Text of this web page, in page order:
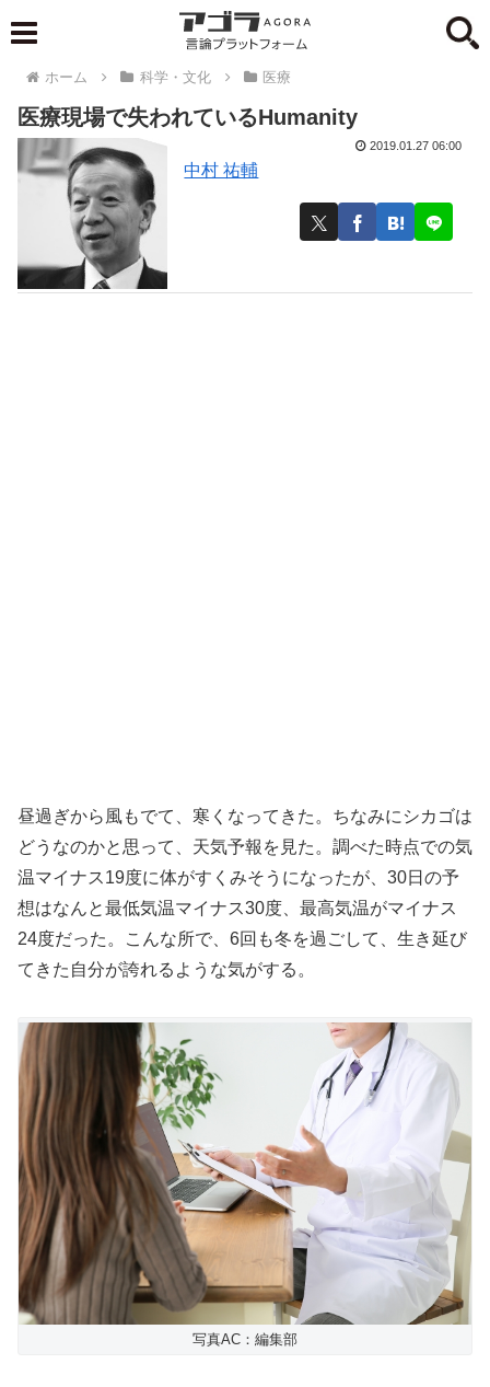
ホーム 科学・文化 医療
医療現場で失われているHumanity
中村 祐輔
2019.01.27 06:00
昼過ぎから風もでて、寒くなってきた。ちなみにシカゴは
どうなのかと思って、天気予報を見た。調べた時点での気
温マイナス19度に体がすくみそうになったが、 30日の予
想はなんと最低気温マイナス30度、最高気温がマイナス
24度だった。こんな所で、 6回も冬を過ごして、生き延び
てきた自分が誇れるような気がする。
写真AC：編集部